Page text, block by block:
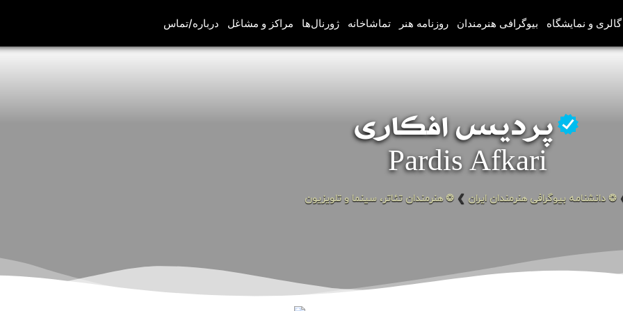
گالری و نمایشگاه بیوگرافی هنرمندان روزنامه هنر تماشاخانه ژورنال‌ها مراکز و مشاغل درباره/تماس
پردیس افکاری
Pardis Afkari
❂ دانشنامه بیوگرافی هنرمندان ایران ❯ ❂ هنرمندان تئاتر، سینما و تلویزیون